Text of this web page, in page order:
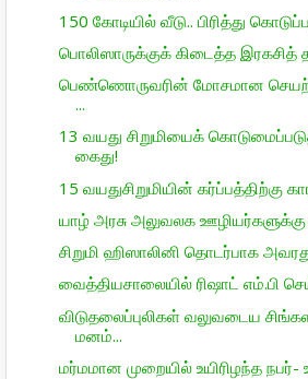
150 கோடியில் வீடு.. பிரித்து
பொலிஸாருக்குக் கிடைத்த இரகசித்
பெண்ணொருவரின் மோசமான
...
13 வயது சிறுமியைக்
கைது!
15 வயதுசிறுமியின் கர்ப்பத்திற்கு
யாழ் அரசு அலுவலக ஊழியர்களுக்கு
சிறுமி ஹிஸாலினி தொடர்பாக
வைத்தியசாலையில் ரிஷாட் எம்.பி
விடுதலைப்புலிகள் வலுவடைய
மனம்...
மர்மமான முறையில் உயிரிழந்த நபர்-